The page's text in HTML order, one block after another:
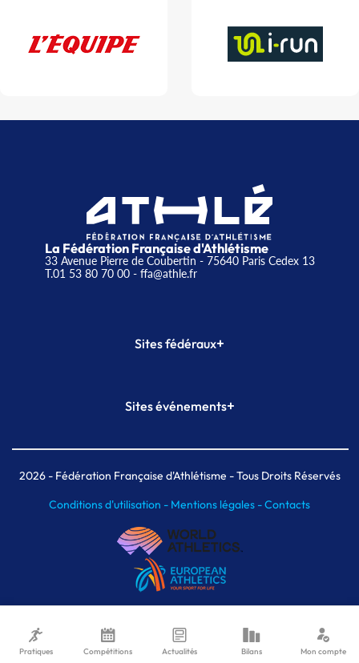
La Fédération Française d'Athlétisme
33 Avenue Pierre de Coubertin - 75640 Paris Cedex 13
T.01 53 80 70 00- ffa@athle.fr
Sites fédéraux+
Plateforme Formation
Sites événements+
Meeting de Paris indoor
MAIF Ekiden de Paris
2026- Fédération Française d'Athlétisme - Tous Droits Réservés
Conditions d'utilisation - Mentions légales -Contacts
Pratiques Compétitions Actualités Bilans Mon compte